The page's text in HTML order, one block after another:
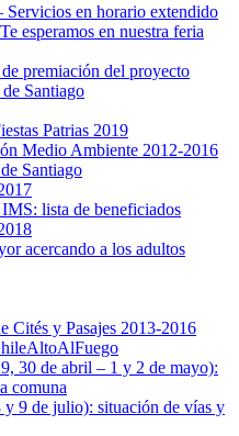
Servicios en horario extendido
esperamos en nuestra feria
premiación del proyecto
Santiago
Patrias 2019
Medio Ambiente 2012-2016
Santiago
lista de beneficiados
acercando a los adultos
Cités y Pasajes 2013-2016
30 de abril – 1 y 2 de mayo):
comuna
9 de julio): situación de vías y